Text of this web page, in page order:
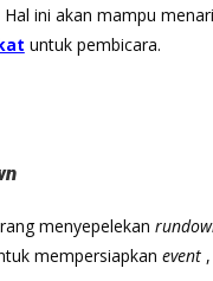
ini akan mampu
untuk pembicara.
menyepelekan
mempersiapkan event